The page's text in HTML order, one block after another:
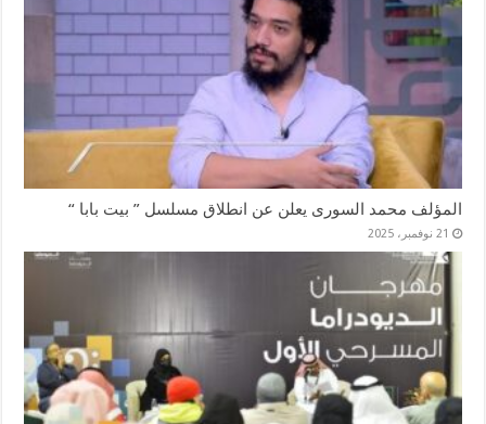
المؤلف محمد السورى يعلن عن انطلاق مسلسل ” بيت بابا “
21 نوفمبر، 2025